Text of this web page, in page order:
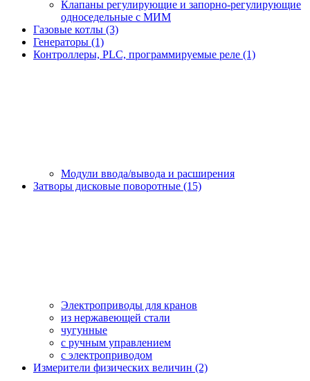
Клапаны регулирующие и запорно-регулирующие
односедельные с МИМ
Газовые котлы (3)
Генераторы (1)
Контроллеры, PLС, программируемые реле (1)
Модули ввода/вывода и расширения
Затворы дисковые поворотные (15)
Электроприводы для кранов
из нержавеющей стали
чугунные
с ручным управлением
c электроприводом
Измерители физических величин (2)